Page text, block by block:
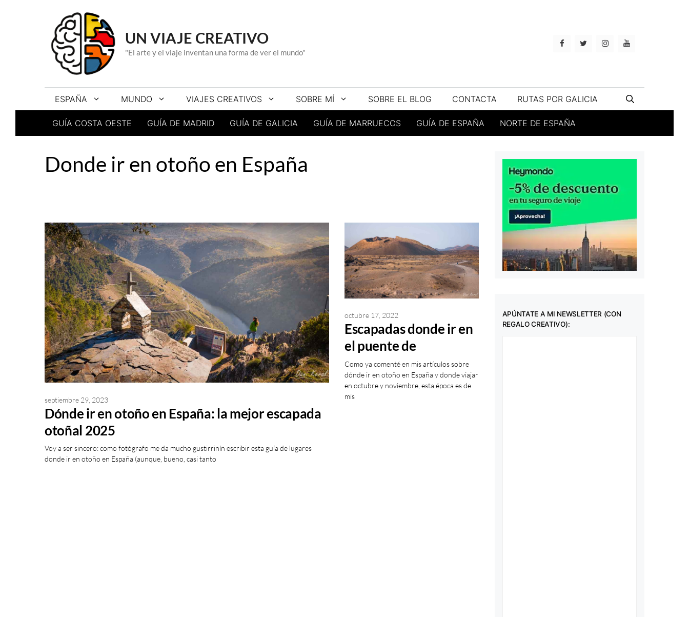
UN VIAJE CREATIVO
"El arte y el viaje inventan una forma de ver el mundo"
ESPAÑA MUNDO VIAJES CREATIVOS SOBRE MÍ SOBRE EL BLOG CONTACTA RUTAS POR GALICIA
GUÍA COSTA OESTE GUÍA DE MADRID GUÍA DE GALICIA GUÍA DE MARRUECOS GUÍA DE ESPAÑA NORTE DE ESPAÑA
Donde ir en otoño en España
Dónde ir en otoño en España: la mejor escapada
otoñal 2025
septiembre 29, 2023
Voy a ser sincero: como fotógrafo me da mucho gustirrinín escribir esta guía de lugares
donde ir en otoño en España (aunque, bueno, casi tanto
Escapadas donde ir en
el puente de
noviembre 2025
octubre 17, 2022
Como ya comenté en mis artículos sobre
dónde ir en otoño en España y donde viajar
en octubre y noviembre, esta época es de
mis
APÚNTATE A MI NEWSLETTER (CON
REGALO CREATIVO):